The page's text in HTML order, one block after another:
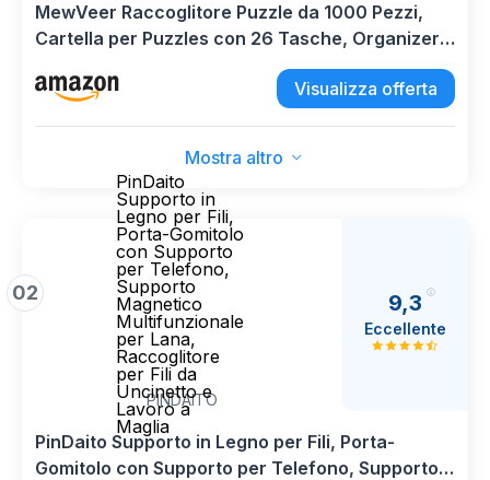
MewVeer Raccoglitore Puzzle da 1000 Pezzi,
Cartella per Puzzles con 26 Tasche, Organizer
per Puzzle di Grande capacità, Accessorio
Antipolvere per Appassionati di PuzzleVisualizza offerta
Mostra altro
02
PinDaito
Supporto in
Legno per Fili,
Porta-Gomitolo
con Supporto
per Telefono,
Supporto
Magnetico
Multifunzionale
per Lana,
Raccoglitore
per Fili da
Uncinetto e
Lavoro a
Maglia
PINDAITO
9,3
Eccellente
PinDaito Supporto in Legno per Fili, Porta-
Gomitolo con Supporto per Telefono, Supporto